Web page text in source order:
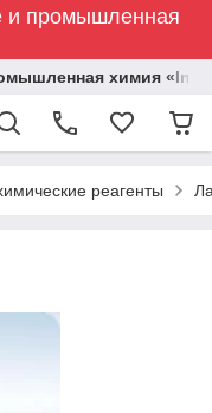
и промышленная
химия
реагенты